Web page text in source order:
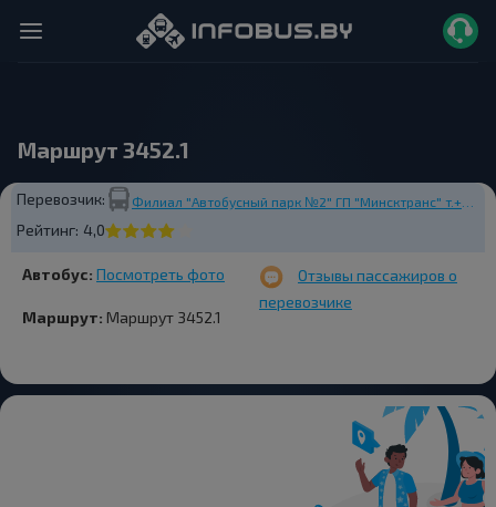
Маршрут 3452.1
Перевозчик:
Рейтинг: 4,0
Автобус: Посмотреть фото
Маршрут: Маршрут 3452.1
Отзывы пассажиров о
перевозчике